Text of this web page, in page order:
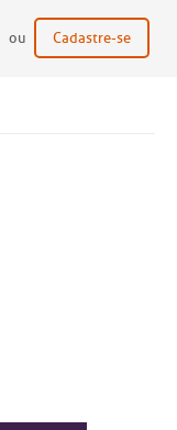
ou Cadastre-se